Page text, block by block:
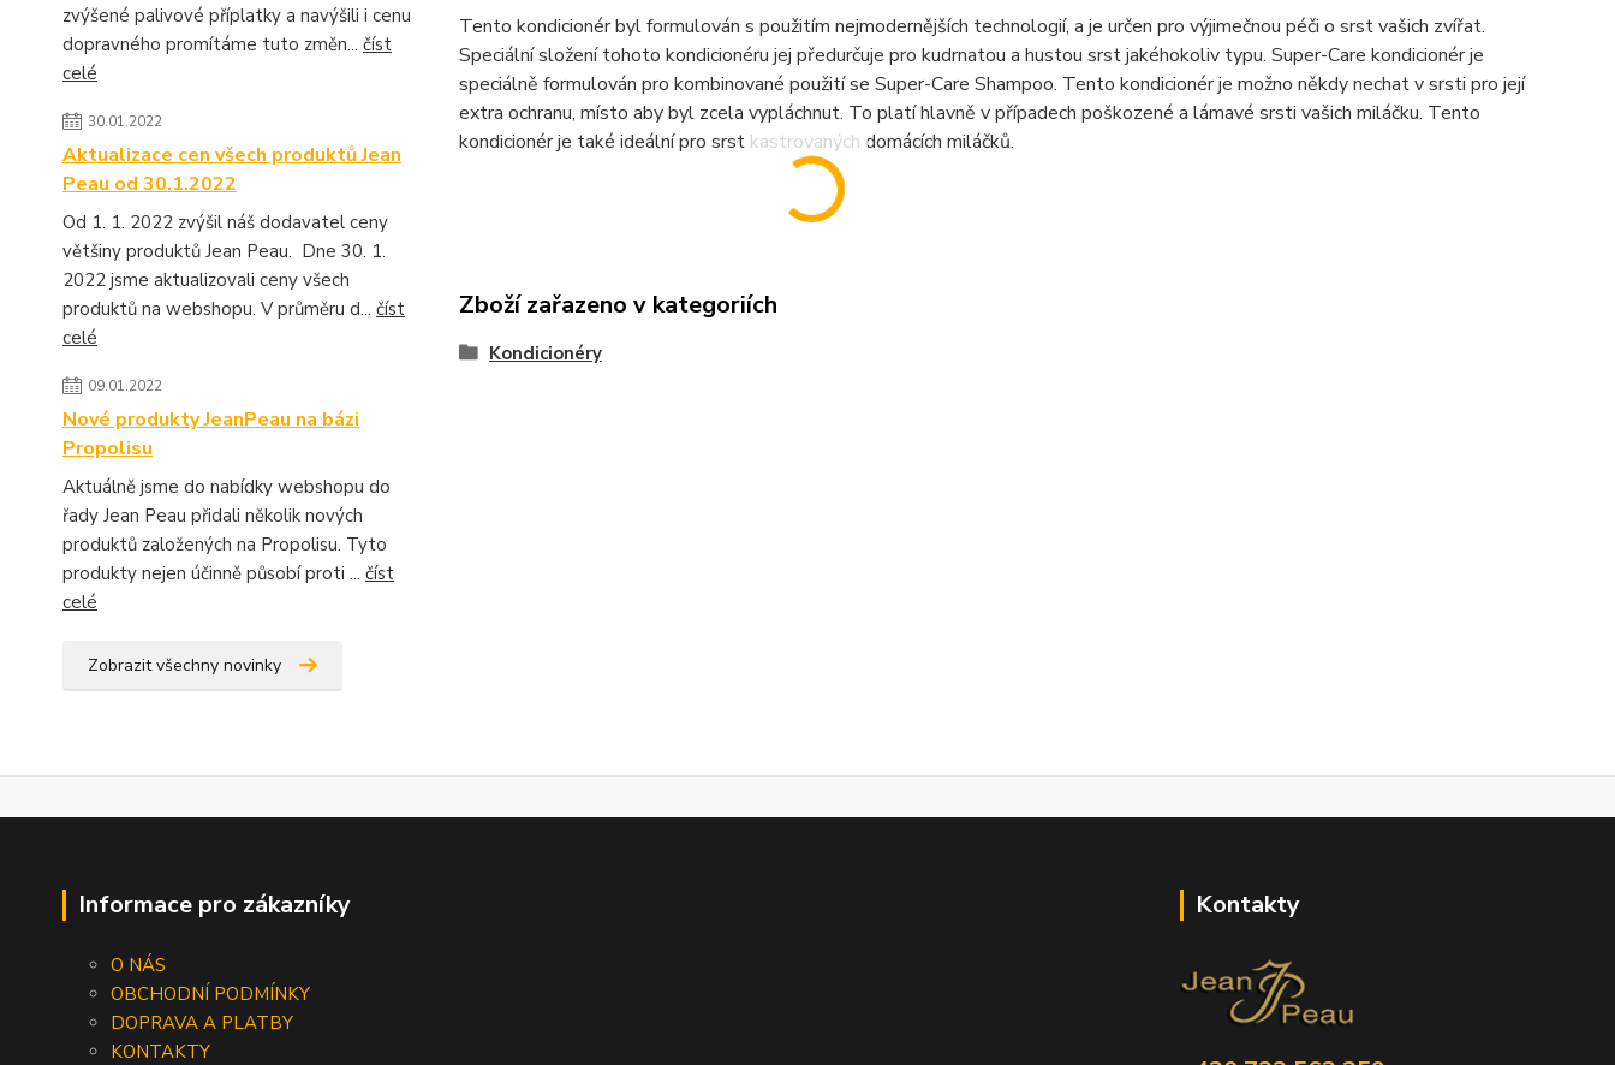
zvýšené palivové příplatky a navýšili i cenu
dopravného promítáme tuto změn... číst
celé
30.01.2022
Aktualizace cen všech produktů Jean
Peau od 30.1.2022
Od 1. 1. 2022 zvýšil náš dodavatel ceny
většiny produktů Jean Peau. Dne 30. 1.
2022 jsme aktualizovali ceny všech
produktů na webshopu. V průměru d... číst
celé
09.01.2022
Nové produkty JeanPeau na bázi
Propolisu
Aktuálně jsme do nabídky webshopu do
řady Jean Peau přidali několik nových
produktů založených na Propolisu. Tyto
produkty nejen účinně působí proti ... číst
celé
Zobrazit všechny novinky
Tento kondicionér byl formulován s použitím nejmodernějších technologií, a je určen pro výjimečnou péči o srst vašich zvířat.
Speciální složení tohoto kondicionéru jej předurčuje pro kudrnatou a hustou srst jakéhokoliv typu. Super-Care kondicionér je
speciálně formulován pro kombinované použití se Super-Care Shampoo. Tento kondicionér je možno někdy nechat v srsti pro její
extra ochranu, místo aby byl zcela vypláchnut. To platí hlavně v případech poškozené a lámavé srsti vašich miláčku. Tento
kondicionér je také ideální pro srst kastrovaných domácích miláčků.
Zboží zařazeno v kategoriích
Kondicionéry
Informace pro zákazníky
O NÁS
OBCHODNÍ PODMÍNKY
DOPRAVA A PLATBY
KONTAKTY
Kontakty